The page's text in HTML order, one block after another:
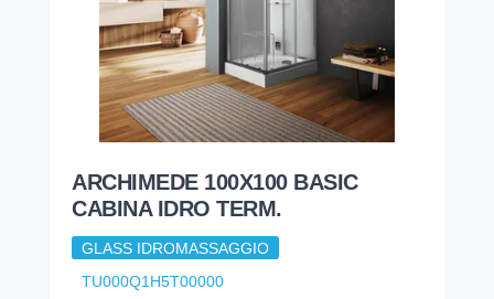
ARCHIMEDE 100X100 BASIC
CABINA IDRO TERM.
GLASS IDROMASSAGGIO
TU000Q1H5T00000